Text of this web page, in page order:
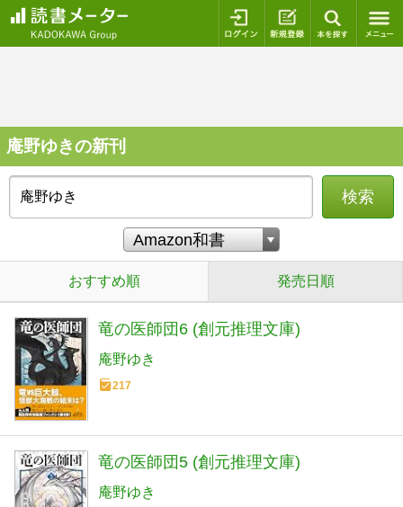
ログイン 新規登録
庵野ゆきの新刊
検索
おすすめ順 発売日順
竜の医師団6 (創元推理文庫)
庵野ゆき
217
竜の医師団5 (創元推理文庫)
庵野ゆき